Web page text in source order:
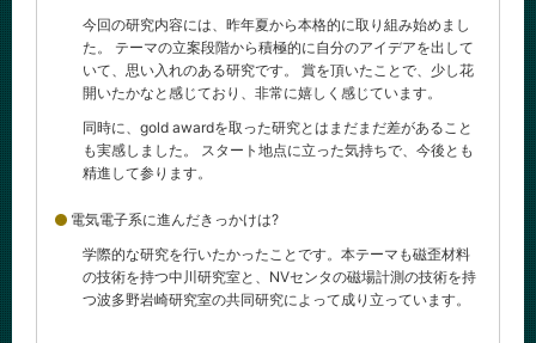
今回の研究内容には、昨年夏から本格的に取り組み始めまし
た。 テーマの立案段階から積極的に自分のアイデアを出して
いて、思い入れのある研究です。 賞を頂いたことで、少し花
開いたかなと感じており、非常に嬉しく感じています。
同時に、gold awardを取った研究とはまだまだ差があること
も実感しました。 スタート地点に立った気持ちで、今後とも
精進して参ります。
電気電子系に進んだきっかけは?
学際的な研究を行いたかったことです。本テーマも磁歪材料
の技術を持つ中川研究室と、NVセンタの磁場計測の技術を持
つ波多野岩崎研究室の共同研究によって成り立っています。